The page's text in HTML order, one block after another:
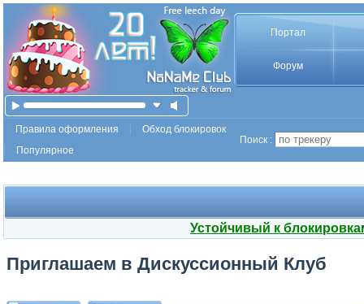
Портал
Форум
Правила оформления
Обход блокировок
Популярное
Поиск :
Устойчивый к
Приглашаем в Дискуссионный Клуб